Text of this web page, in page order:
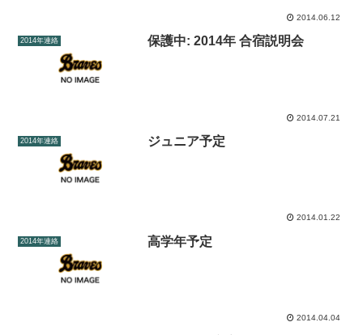
2014.06.12
2014年連絡 保護中: 2014年 合宿説明会
2014.07.21
2014年連絡 ジュニア予定
2014.01.22
2014年連絡 高学年予定
2014.04.04